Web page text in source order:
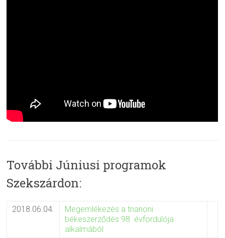
További Júniusi programok
Szekszárdon:
2018.06.04.
Megemlékezés a trianoni
békeszerződés 98. évfordulója
alkalmából